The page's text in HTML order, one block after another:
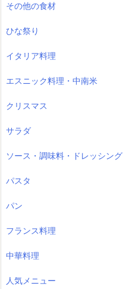
その他の食材
ひな祭り
イタリア料理
エスニック料理・中南米
クリスマス
サラダ
ソース・調味料・ドレッシング
パスタ
パン
フランス料理
中華料理
人気メニュー